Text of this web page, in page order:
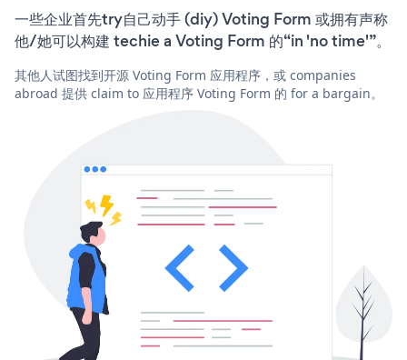
一些企业首先try自己动手 (diy) Voting Form 或拥有声称
他/她可以构建 techie a Voting Form 的“in 'no time'”。
其他人试图找到开源 Voting Form 应用程序，或 companies
abroad 提供 claim to 应用程序 Voting Form 的 for a bargain。